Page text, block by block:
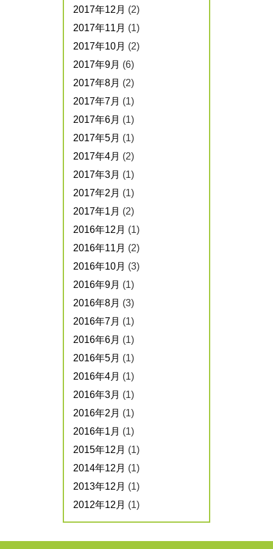
2017年12月 (2)
2017年11月 (1)
2017年10月 (2)
2017年9月 (6)
2017年8月 (2)
2017年7月 (1)
2017年6月 (1)
2017年5月 (1)
2017年4月 (2)
2017年3月 (1)
2017年2月 (1)
2017年1月 (2)
2016年12月 (1)
2016年11月 (2)
2016年10月 (3)
2016年9月 (1)
2016年8月 (3)
2016年7月 (1)
2016年6月 (1)
2016年5月 (1)
2016年4月 (1)
2016年3月 (1)
2016年2月 (1)
2016年1月 (1)
2015年12月 (1)
2014年12月 (1)
2013年12月 (1)
2012年12月 (1)